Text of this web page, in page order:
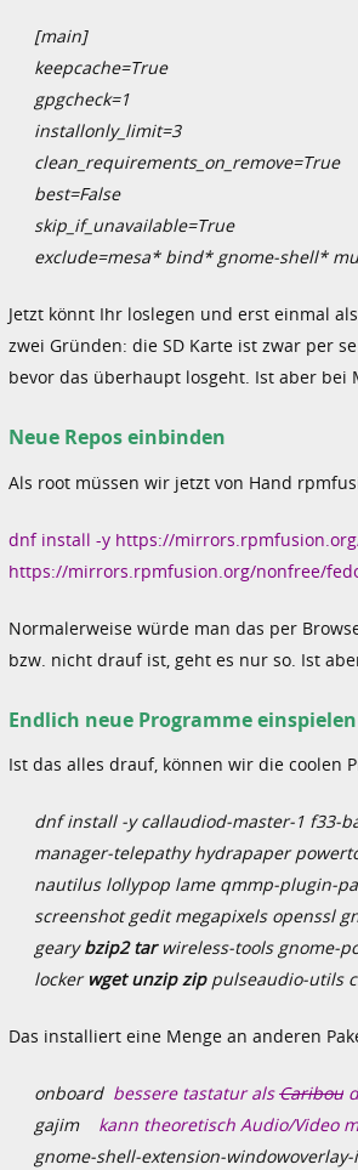
[main]
keepcache=True
gpgcheck=1
installonly_limit=3
clean_requirements_on_remove=True
best=False
skip_if_unavailable=True
exclude=mesa* bind* gnome-shell*
Jetzt könnt Ihr loslegen und erst einmal
zwei Gründen: die SD Karte ist zwar per
bevor das überhaupt losgeht. Ist aber bei
Neue Repos einbinden
Als root müssen wir jetzt von Hand
dnf install -y https://
https://mirrors.rpmfusion.org/nonfree/
Normalerweise würde man das per
bzw. nicht drauf ist, geht es nur so. Ist
Endlich neue Programme einspielen
Ist das alles drauf, können wir die coolen
dnf install -y callaudiod-master-1 f33-
manager-telepathy hydrapaper
nautilus lollypop lame qmmp-plugin-
screenshot gedit megapixels openssl
gearybzip2 tarwireless-tools gnome-
locker wget unzip zippulseaudio-utils
Das installiert eine Menge an anderen
onboard bessere tastatur alsCaribou
gajim kann theoretisch Audio/Video
gnome-shell-extension-windowoverlay-